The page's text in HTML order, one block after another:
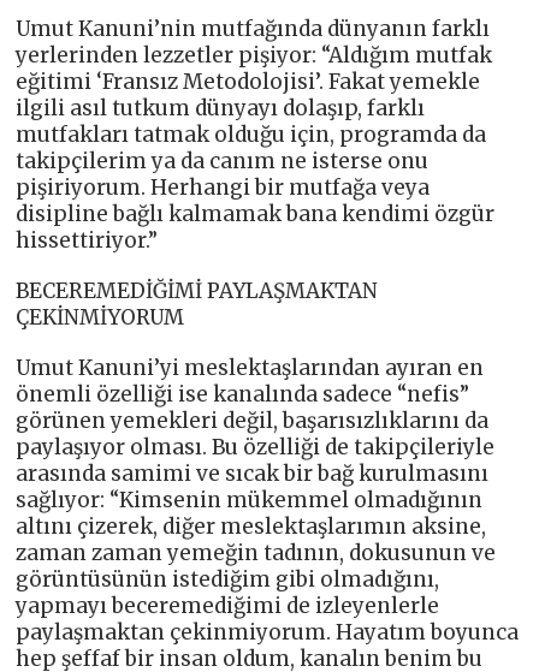
Umut Kanuni’nin mutfağında dünyanın farklı
yerlerinden lezzetler pişiyor: “Aldığım mutfak
eğitimi ‘Fransız Metodolojisi’. Fakat yemekle
ilgili asıl tutkum dünyayı dolaşıp, farklı
mutfakları tatmak olduğu için, programda da
takipçilerim ya da canım ne isterse onu
pişiriyorum. Herhangi bir mutfağa veya
disipline bağlı kalmamak bana kendimi özgür
hissettiriyor.”
BECEREMEDİĞİMİ PAYLAŞMAKTAN
ÇEKİNMİYORUM
Umut Kanuni’yi meslektaşlarından ayıran en
önemli özelliği ise kanalında sadece “nefis”
görünen yemekleri değil, başarısızlıklarını da
paylaşıyor olması. Bu özelliği de takipçileriyle
arasında samimi ve sıcak bir bağ kurulmasını
sağlıyor: “Kimsenin mükemmel olmadığının
altını çizerek, diğer meslektaşlarımın aksine,
zaman zaman yemeğin tadının, dokusunun ve
görüntüsünün istediğim gibi olmadığını,
yapmayı beceremediğimi de izleyenlerle
paylaşmaktan çekinmiyorum. Hayatım boyunca
hep şeffaf bir insan oldum, kanalın benim bu